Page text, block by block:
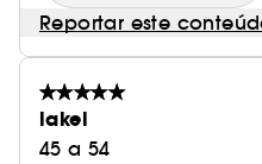
Reportar este
lakel
45 a 54